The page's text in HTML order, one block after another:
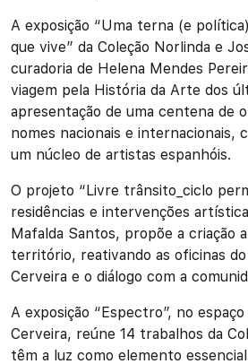
A exposição “Uma terna (e
que vive” da Coleção Norlinda e
curadoria de Helena Mendes
viagem pela História da Arte dos
apresentação de uma centena de
nomes nacionais e internacionais,
um núcleo de artistas espanhóis.
O projeto “Livre trânsito_ciclo
residências e intervenções
Mafalda Santos, propõe a criação
território, reativando as oficinas
Cerveira e o diálogo com a
A exposição “Espectro”, no
Cerveira, reúne 14 trabalhos da
têm a luz como elemento